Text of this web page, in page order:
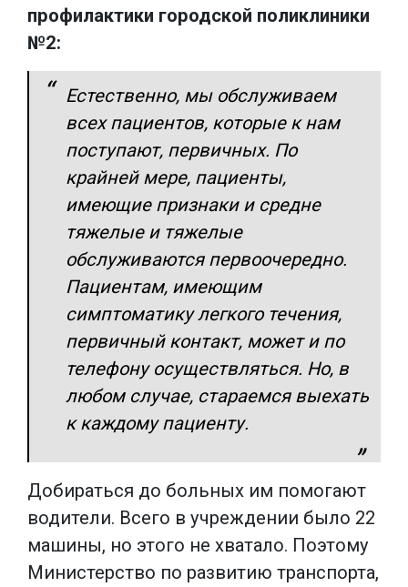
профилактики городской поликлиники
№2:
Естественно, мы обслуживаем
всех пациентов, которые к нам
поступают, первичных. По
крайней мере, пациенты,
имеющие признаки и средне
тяжелые и тяжелые
обслуживаются первоочередно.
Пациентам, имеющим
симптоматику легкого течения,
первичный контакт, может и по
телефону осуществляться. Но, в
любом случае, стараемся выехать
к каждому пациенту.
Добираться до больных им помогают
водители. Всего в учреждении было 22
машины, но этого не хватало. Поэтому
Министерство по развитию транспорта,